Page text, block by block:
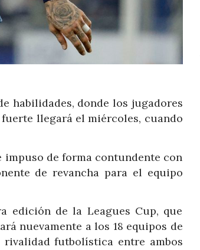
habilidades, donde los jugadores
llegará el miércoles, cuando
impuso de forma contundente con
de revancha para el equipo
edición de la Leagues Cup, que
nuevamente a los 18 equipos de
futbolística entre ambos